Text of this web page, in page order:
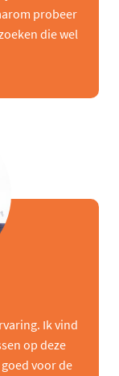
probeer
die wel
Ik vind
op deze
voor de